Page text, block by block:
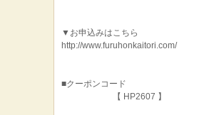
▼お申込みはこちら
http://www.furuhonkaitori.com/
■クーポンコード
【 HP2607 】